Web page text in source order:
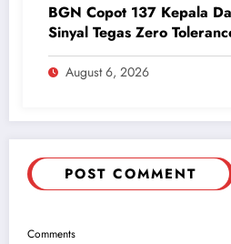
BGN Copot 137 Kepala
Sinyal Tegas Zero
Makanan dan Korupsi
August 6, 2026
POST COMMENT
Comments